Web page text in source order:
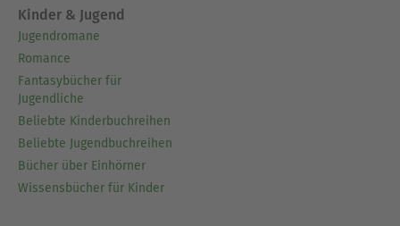
Kinder & Jugend
Jugendromane
Romance
Fantasybücher für
Jugendliche
Beliebte Kinderbuchreihen
Beliebte Jugendbuchreihen
Bücher über Einhörner
Wissensbücher für Kinder